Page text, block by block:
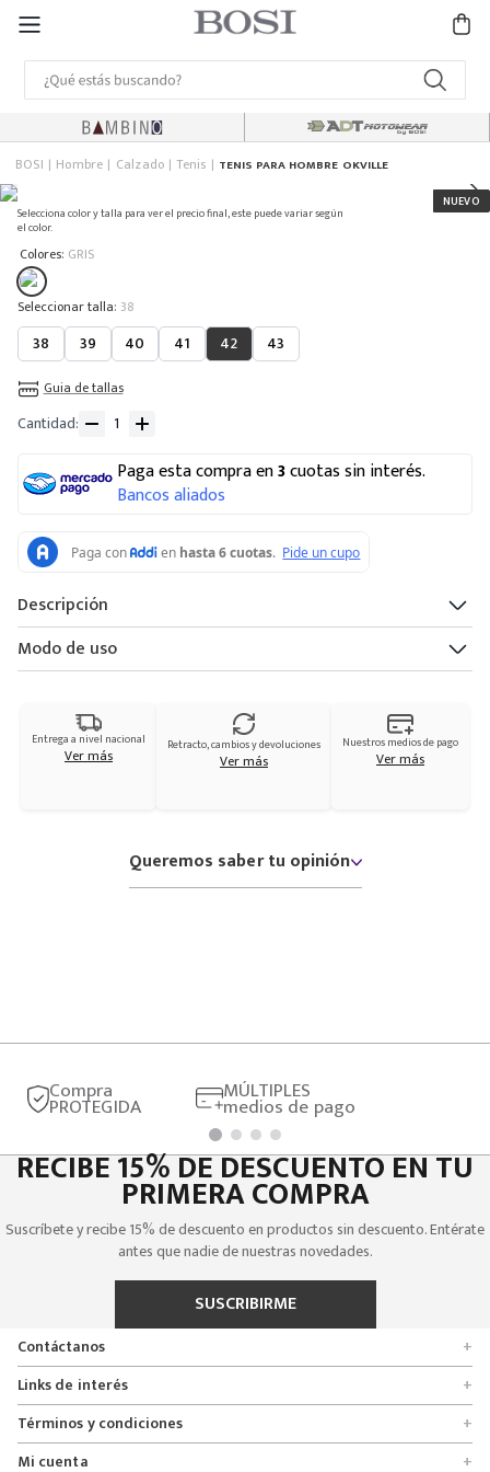
BOSI Hombre Calzado Tenis TENIS PARA HOMBRE OKVILLE
Selecciona color y talla para ver el precio final, este puede variar según
el color.
Colores: GRIS
: 38
38 39 40 41 42 43
Guia de tallas
Cantidad
Paga esta compra en3cuotas sin interés.
Bancos aliados
Descripción
Modo de uso
Entrega a nivel nacional
Ver más Retracto, cambios y devoluciones
Ver más
Nuestros medios de pago
Ver más
Queremos saber tu opinión
Compra
PROTEGIDA
MÚLTIPLES
medios de pago
RECIBE 15% DE DESCUENTO EN TU
PRIMERA COMPRA
Suscríbete y recibe 15% de descuento en productos sin descuento. Entérate
antes que nadie de nuestras novedades.
SUSCRIBIRME
Contáctanos
+
Encuentra tu tienda
Formulario de solicitudes
Servicio al cliente
Links de interés +
Quienes somos
Políticas de entrega, cambio y devolución
Políticas de privacidad
Términos y condiciones +
Promociones
Mi cuenta +